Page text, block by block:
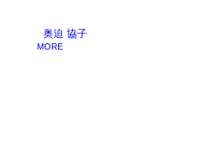
奥迫 協子
MORE